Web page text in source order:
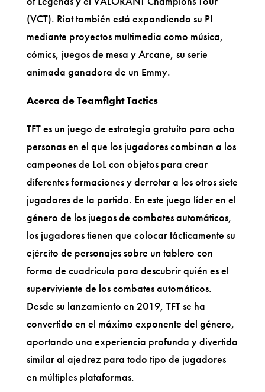
(VCT). Riot también está expandiendo su PI
mediante proyectos multimedia como música,
cómics, juegos de mesa y Arcane, su serie
animada ganadora de un Emmy.
Acerca de Teamfight Tactics
TFT es un juego de estrategia gratuito para ocho
personas en el que los jugadores combinan a los
campeones de LoL con objetos para crear
diferentes formaciones y derrotar a los otros siete
jugadores de la partida. En este juego líder en el
género de los juegos de combates automáticos,
los jugadores tienen que colocar tácticamente su
ejército de personajes sobre un tablero con
forma de cuadrícula para descubrir quién es el
superviviente de los combates automáticos.
Desde su lanzamiento en 2019, TFT se ha
convertido en el máximo exponente del género,
aportando una experiencia profunda y divertida
similar al ajedrez para todo tipo de jugadores
en múltiples plataformas.